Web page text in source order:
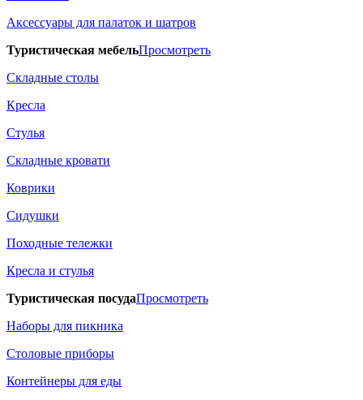
Аксессуары для палаток и шатров
Туристическая мебельПросмотреть
Складные столы
Кресла
Стулья
Складные кровати
Коврики
Сидушки
Походные тележки
Кресла и стулья
Туристическая посудаПросмотреть
Наборы для пикника
Столовые приборы
Контейнеры для еды